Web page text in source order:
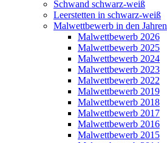
Schwand schwarz-weiß
Leerstetten in schwarz-weiß
Malwettbewerb in den Jahren
Malwettbewerb 2026
Malwettbewerb 2025
Malwettbewerb 2024
Malwettbewerb 2023
Malwettbewerb 2022
Malwettbewerb 2019
Malwettbewerb 2018
Malwettbewerb 2017
Malwettbewerb 2016
Malwettbewerb 2015